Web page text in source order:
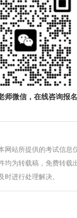
师微信，在线咨询报
站所提供的考试信息
为转载稿，免费转载
进行处理解决。